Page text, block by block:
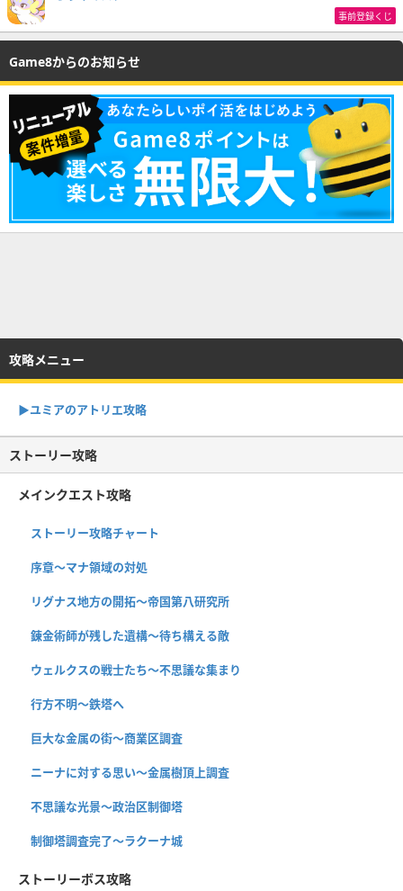
事前登録くじ
Game8からのお知らせ
攻略メニュー
▶︎ユミアのアトリエ攻略
ストーリー攻略
メインクエスト攻略
ストーリー攻略チャート
序章〜マナ領域の対処
リグナス地方の開拓〜帝国第八研究所
錬金術師が残した遺構〜待ち構える敵
ウェルクスの戦士たち〜不思議な集まり
行方不明〜鉄塔へ
巨大な金属の街〜商業区調査
ニーナに対する思い〜金属樹頂上調査
不思議な光景〜政治区制御塔
制御塔調査完了〜ラクーナ城
ストーリーボス攻略